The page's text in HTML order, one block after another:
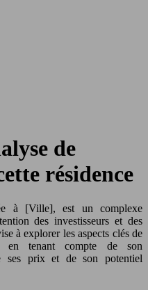
de
résidence
des investisseurs et des
à explorer les aspects clés de
en tenant compte de son
ses prix et de son potentiel